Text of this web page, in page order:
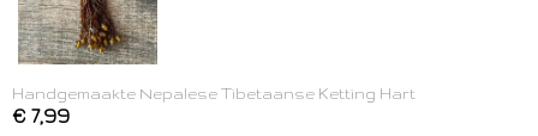
Handgemaakte Nepalese Tibetaanse Ketting Hart
€ 7,99